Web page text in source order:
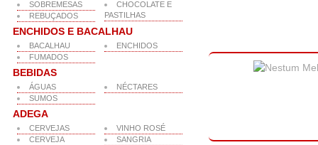
SOBREMESAS
REBUÇADOS
CHOCOLATE E
PASTILHAS
ENCHIDOS E BACALHAU
BACALHAU
FUMADOS
ENCHIDOS
BEBIDAS
ÁGUAS
SUMOS
NÉCTARES
ADEGA
CERVEJAS
CERVEJA
VINHO ROSÉ
SANGRIA